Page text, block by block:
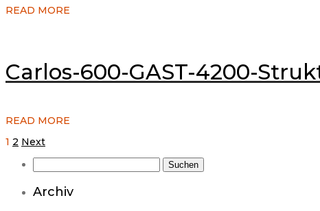
READ MORE
Carlos-600-GAST-4200-
READ MORE
Seitennummerierung
Beiträge
1 2 Next
nach:
Archiv